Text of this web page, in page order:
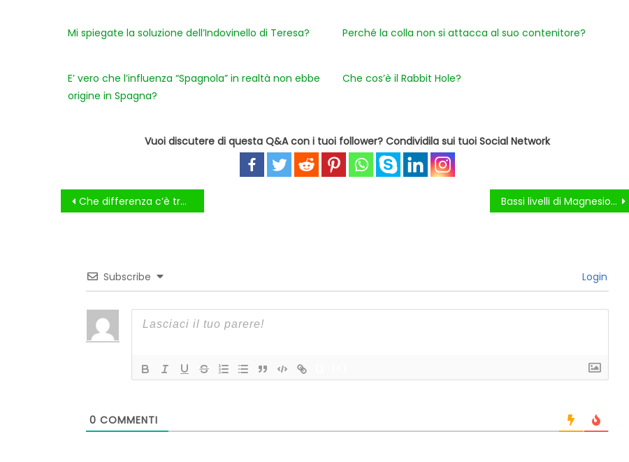
Mi spiegate la soluzione dell’Indovinello di Teresa? Perché la colla non si attacca al suo contenitore?
E’ vero che l’influenza “Spagnola” in realtà non ebbe
origine in Spagna?
Che cos’è il Rabbit Hole?
Vuoi discutere di questa Q&A con i tuoi follower? Condividila sui tuoi Social Network
Navigazione
Che differenza c’è tra farmaci OTC e farmaci SOP? Bassi livelli di Magnesio possono causare Depressione?
Subscribe Login
0 COMMENTI